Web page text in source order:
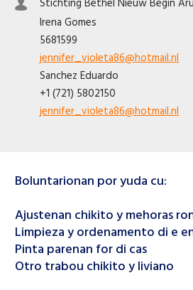
Stichting Bethel Nieuw Begin
IrenaGomes
5681599
jennifer_violeta86@hotmail.nl
SanchezEduardo
+1 (721) 5802150
jennifer_violeta86@hotmail.nl
Boluntarionan por yuda cu:
Ajustenan chikito y mehoras
Limpieza y ordenamento di e
Pinta parenan for di cas
Otro trabou chikito y liviano